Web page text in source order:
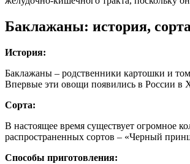
Баклажаны: история,
История:
Баклажаны – родственники картошки и
Впервые эти овощи появились в России в
Сорта:
В настоящее время существует огромное
распространенных сортов – «Черный
Способы приготовления: